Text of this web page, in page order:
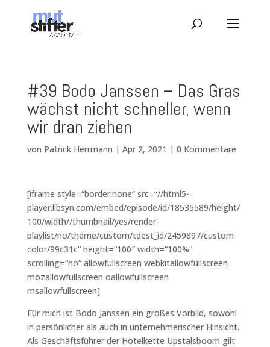
#39 Bodo Janssen – Das Gras
wächst nicht schneller, wenn
wir dran ziehen
von Patrick Herrmann | Apr 2, 2021 | 0 Kommentare
[iframe style=“border:none“ src=“//html5-
player.libsyn.com/embed/episode/id/18535589/height/
100/width//thumbnail/yes/render-
playlist/no/theme/custom/tdest_id/2459897/custom-
color/99c31c“ height=“100″ width=“100%“
scrolling=“no“ allowfullscreen webkitallowfullscreen
mozallowfullscreen oallowfullscreen
msallowfullscreen]
Für mich ist Bodo Janssen ein großes Vorbild, sowohl
in persönlicher als auch in unternehmerischer Hinsicht.
Als Geschäftsführer der Hotelkette Upstalsboom gilt